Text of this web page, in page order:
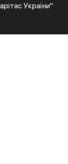
України"